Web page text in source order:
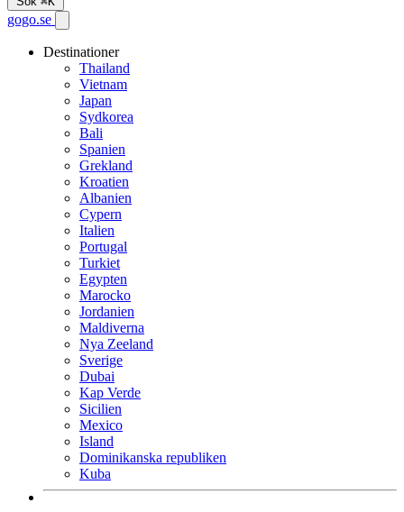
gogo.se
Destinationer
Thailand
Vietnam
Japan
Sydkorea
Bali
Spanien
Grekland
Kroatien
Albanien
Cypern
Italien
Portugal
Turkiet
Egypten
Marocko
Jordanien
Maldiverna
Nya Zeeland
Sverige
Dubai
Kap Verde
Sicilien
Mexico
Island
Dominikanska republiken
Kuba